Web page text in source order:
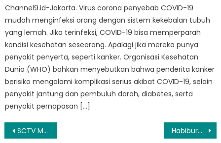
Channel9.id-Jakarta. Virus corona penyebab COVID-19
mudah menginfeksi orang dengan sistem kekebalan tubuh
yang lemah. Jika terinfeksi, COVID-19 bisa memperparah
kondisi kesehatan seseorang. Apalagi jika mereka punya
penyakit penyerta, seperti kanker. Organisasi Kesehatan
Dunia (WHO) bahkan menyebutkan bahwa penderita kanker
berisiko mengalami komplikasi serius akibat COVID-19, selain
penyakit jantung dan pembuluh darah, diabetes, serta
penyakit pernapasan […]
Navigasi
SCTV Music Award 2025, Lyodra Borong 3 Penghargaan Habiburokhman: DPR Kadang Capek, Bikin UU Tapi dengan Mudah Dipatahkan MK